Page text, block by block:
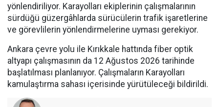
yönlendiriliyor. Karayolları ekiplerinin çalışmalarının
sürdüğü güzergâhlarda sürücülerin trafik işaretlerine
ve görevlilerin yönlendirmelerine uyması gerekiyor.
Ankara çevre yolu ile Kırıkkale hattında fiber optik
altyapı çalışmasının da 12 Ağustos 2026 tarihinde
başlatılması planlanıyor. Çalışmaların Karayolları
kamulaştırma sahası içerisinde yürütüleceği bildirildi.